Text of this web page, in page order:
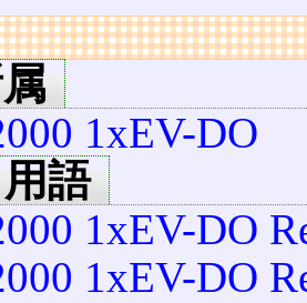
1xEV-DO
語
1xEV-DO
1xEV-DO